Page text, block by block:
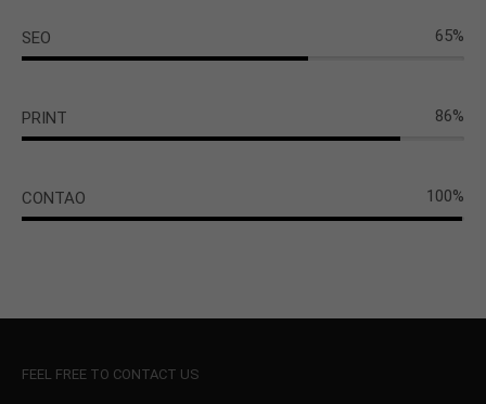
SEO 65%
PRINT 86%
CONTAO 100%
FEEL FREE TO CONTACT US